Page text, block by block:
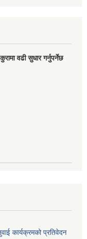
वढी सुधार गर्नुपर्नेछ
कार्यक्रमको प्रतिवेदन